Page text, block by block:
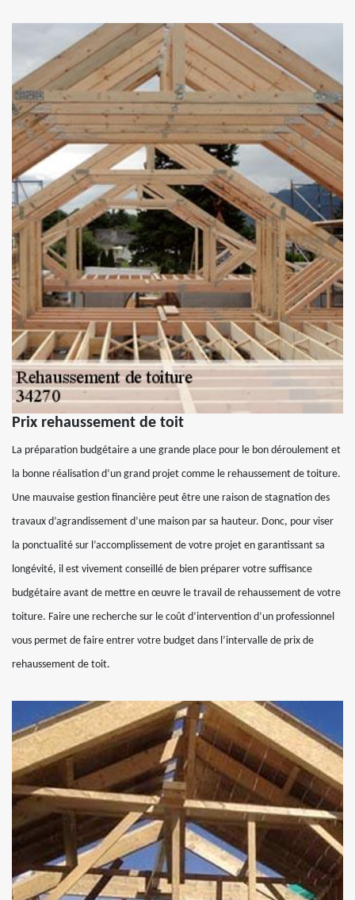
Prix rehaussement de toit
La préparation budgétaire a une grande place pour le bon déroulement et
la bonne réalisation d’un grand projet comme le rehaussement de toiture.
Une mauvaise gestion financière peut être une raison de stagnation des
travaux d’agrandissement d’une maison par sa hauteur. Donc, pour viser
la ponctualité sur l’accomplissement de votre projet en garantissant sa
longévité, il est vivement conseillé de bien préparer votre suffisance
budgétaire avant de mettre en œuvre le travail de rehaussement de votre
toiture. Faire une recherche sur le coût d’intervention d’un professionnel
vous permet de faire entrer votre budget dans l’intervalle de prix de
rehaussement de toit.